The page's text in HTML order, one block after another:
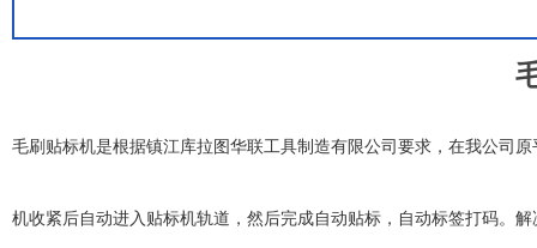
毛刷贴标机是根据镇江库拉图华联工具制造有限公司要求，在我公司
机收紧后自动进入贴标机轨道，然后完成自动贴标，自动标签打码。